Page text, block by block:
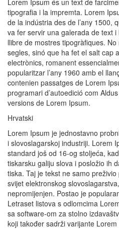
tipografia i la impremta. Lorem
de la indústria des de l’any 1500,
va fer servir una galerada de text
llibre de mostres tipogràfiques.
segles, sinó que ha fet el salt cap
electrònics, romanent
popularitzar l’any 1960 amb el
contenien passatges de Lorem
programari d’autoedició com
versions de Lorem Ipsum.
Hrvatski
Lorem Ipsum je jednostavno
i slovoslagarskoj industriji. Lorem
standard još od 16-og stoljeća,
tiskarsku galiju slova i posložio ih
tiska. Taj je tekst ne samo
svijet elektronskog
nepromijenjen. Postao je
Letraset listova s odlomcima
sa software-om za stolno
koji također sadrži varijante Lorem